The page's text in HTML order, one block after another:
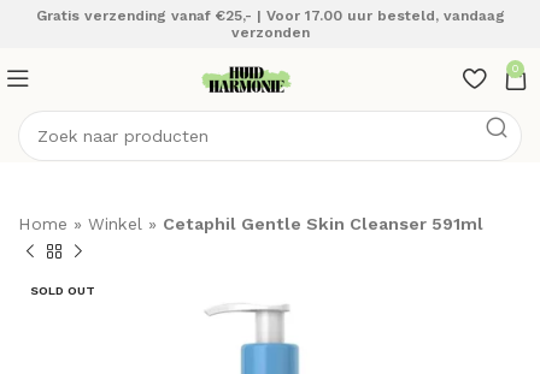
Gratis verzending vanaf €25,- | Voor 17.00 uur besteld, vandaag
verzonden
0
Home » Winkel » Cetaphil Gentle Skin Cleanser 591ml
SOLD OUT